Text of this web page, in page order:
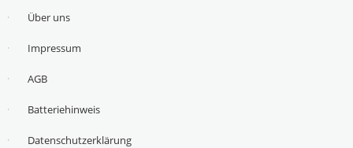
Über uns
Impressum
AGB
Batteriehinweis
Datenschutzerklärung